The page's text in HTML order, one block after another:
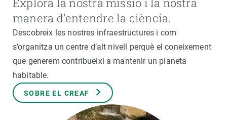
manera d'entendre la ciència.
Descobreix les nostres infraestructures i com
s’organitza un centre d’alt nivell perquè el coneixement
que generem contribueixi a mantenir un planeta
habitable.
SOBRE EL CREAF
menu
RECERCA
CIÈNCIA EN ACCIÓ
UNEIX-TE A NOSALTRES
PARTICIPA